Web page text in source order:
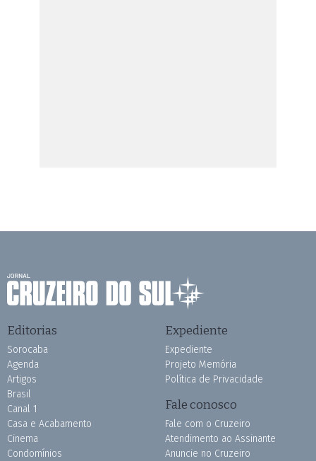
Editorias
Sorocaba
Agenda
Artigos
Brasil
Canal 1
Casa e Acabamento
Cinema
Condomínios
Expediente
Expediente
Projeto Memória
Política de Privacidade
Fale conosco
Fale com o Cruzeiro
Atendimento ao Assinante
Anuncie no Cruzeiro